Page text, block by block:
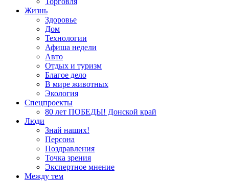
Жизнь
Здоровье
Дом
Технологии
Афиша недели
Авто
Отдых и туризм
Благое дело
В мире животных
Экология
Спецпроекты
80 лет ПОБЕДЫ! Донской край
Люди
Знай наших!
Персона
Поздравления
Точка зрения
Экспертное мнение
Между тем